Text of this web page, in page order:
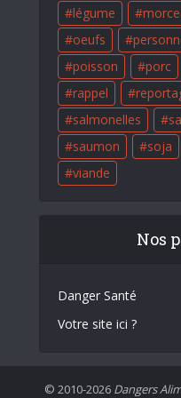
légume
oeufs
poisson
porc
rappel
salmonelles
saumon
soja
viande
Nos
Danger Santé
Votre site ici ?
© 2010-2026 Dangers